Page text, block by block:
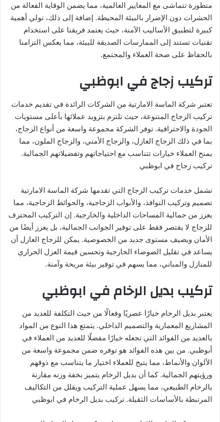
متطورة تتماشى مع المعايير العالمية، مما يضمن الوقاية الفعالة من
الحشرات دون الإضرار بالبيئة المحيطة. إضافة إلى ذلك، نولي أهمية
كبيرة لتطبيق الأساليب الآمنة، حيث يعتمد فريقنا على استخدام
تقنيات تستند إلى الممارسات الصديقة للبيئة، مما يعكس التزامنا
بالحفاظ على صحة العملاء والمجتمع.
تركيب زجاج في ابوظبي
تعتبر شركة الماسة الامارتية من الشركات الرائدة في تقديم خدمات
تركيب الزجاج المتنوعة، حيث تلتزم بتزويد عملائها بأعلى مستويات
الجودة والاحترافية. توفر الشركة مجموعة واسعة من أنواع الزجاج،
بما في ذلك الزجاج العازل، والزجاج الأمني، والزجاج الملون، مما
يمنح العملاء خيارات تتناسب مع احتياجاتهم وتفضيلاتهم الجمالية.
تركيب زجاج في ابوظبي
تشمل خدمات تركيب الزجاج التي تقدمها شركة الماسة الامارتية
تصميم وتركيب النوافذ، والأبواب الزجاجية، والحوائط الزجاجية، مما
يعزز من جمالية المساحات الداخلية والخارجية. إن التركيب المحترف
للزجاج لا يقتصر فقط على توفير الجوانب الجمالية، بل يعزز أيضًا من
الأمان ويضيف مستوى جديد من الخصوصية. يمكن للزجاج العازل أن
يساعد في تقليل الضوضاء الخارجية وتحسين قيمة العزل الحراري
للمنازل والمباني، مما يسهم في توفير بيئة مريحة وآمنة.
تركيب بديل الرخام في ابوظبي
يعتبر بديل الرخام خيارًا عصريًا وفعالًا من حيث التكلفة للعديد من
المشاريع المعمارية والتصميم الداخلي. يتمتع هذا النوع من المواد
بالعديد من الفوائد التي تجعله خيارًا مفضلًا للعديد من العملاء في
أبوظبي. من بين هذه الفوائد هو توفره ضمن مجموعة واسعة من
الألوان والأنماط، مما يتيح للعملاء اختيار ما يتناسب مع ذوقهم
ورؤيتهم الجمالية. كما أن بديل الرخام يتميز بخفة وزنه مقارنة
بالرخام الطبيعي، مما يسهل عملية التركيب ويقلل من التكاليف
المرتبطة بالأساسات الثقيلة. تركيب بديل الرخام في ابوظبي